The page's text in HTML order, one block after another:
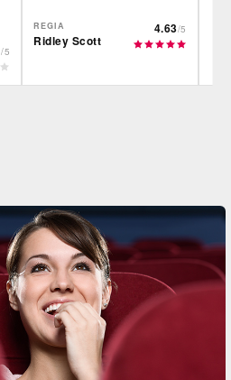
/5
REGIA
Ridley Scott
4.63/5